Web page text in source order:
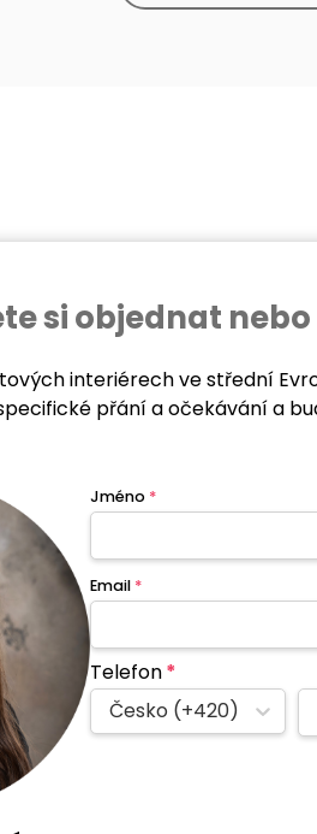
si objednat
interiérech ve střední
přání a očekávání a
Jméno *
Email *
Telefon*
Česko (+420)